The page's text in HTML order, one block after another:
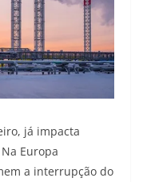
já impacta
Europa
a interrupção do